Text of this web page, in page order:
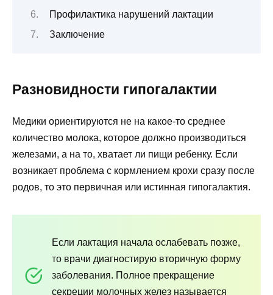
Профилактика нарушений лактации
Заключение
Разновидности гипогалактии
Медики ориентируются не на какое-то среднее
количество молока, которое должно производиться
железами, а на то, хватает ли пищи ребенку. Если
возникает проблема с кормлением крохи сразу после
родов, то это первичная или истинная гипогалактия.
Если лактация начала ослабевать позже,
то врачи диагностирую вторичную форму
заболевания. Полное прекращение
секреции молочных желез называется